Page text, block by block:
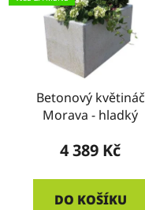
Betonový květináč
Morava - hladký
4 389 Kč
DO KOŠÍKU